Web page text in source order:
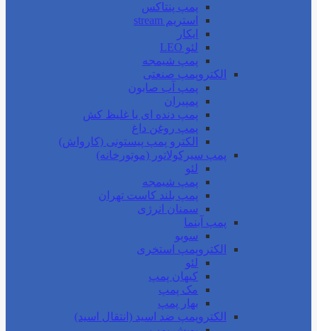
پمپ پنتاکس
استریم stream
ایکار
لئو LEO
پمپ شیمجه
الکتروپمپ صنعتی
پمپ آب صابون
پمپیران
پمپ دنده ای یا غلیظ کش
پمپ روغن داغ
الکترو پمپ پیستونی (کارواش)
پمپ سیرکولاتور (موتورخانه)
لئو
پمپ شیمجه
پمپ بلند کاست تهران
سمنان انرژی
پمپ آبنما
سوبو
الکتروپمپ استخری
لئو
کیهان پمپ
مک پمپ
بهار پمپ
الکتروپمپ ضد اسید (انتقال اسید)